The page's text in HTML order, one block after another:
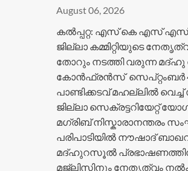
August 06, 2026
കൽപ്പറ്റ: എസ് കെ എസ്
ജില്ലാ കമ്മിറ്റിയുടെ
തോറും നടത്തി വരുന്ന
കോൻഫ്രൻസ് സെപ്റ്റംബർ 4
പാണ്ടിക്കടവ് മഹല്ലിൽ വെച്ച്
ജില്ലാ സെക്രട്ടറിയേറ്റ്
മഗ്രിബ് നിസ്കാരാനന്തരം
പരിപാടിയിൽ നൗഷാദ്
മദ്ഹുറസൂൽ
മജ്ലിസിനും നേതൃത്വം